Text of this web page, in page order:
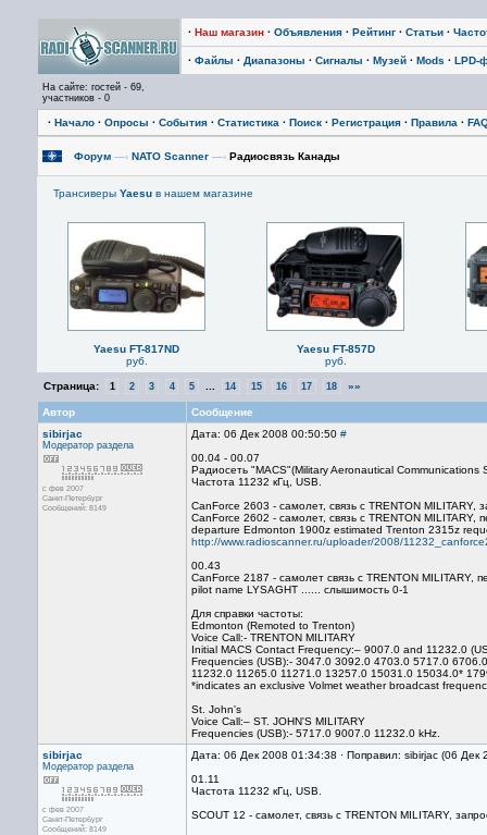
· Наш магазин · Объявления · Рейтинг · Статьи ·
· Файлы · Диапазоны · Сигналы · Музей · Mods · LPD-
На сайте: гостей - 69,
участников - 0
· Начало · Опросы · События · Статистика · Поиск · Регистрация · Правила ·
Форум —› NATO Scanner —› Радиосвязь Канады
Трансиверы Yaesu в нашем магазине
Yaesu FT-817ND
руб.
Yaesu FT-857D
руб.
Страница: 1 2 3 4 5 14 15 16 17 18 »»
Автор
Сообщение
sibirjac
Модератор раздела
с фев 2007
Санкт-Петербург
Сообщений: 8149
Дата: 06 Дек 2008 00:50:50 #
00.04 - 00.07
Радиосеть "MACS"(Military Aeronautical Communications
Частота 11232 кГц, USB.
CanForce 2603 - самолет, связь с TRENTON MILITARY,
CanForce 2602 - самолет, связь с TRENTON MILITARY,
departure Edmonton 1900z estimated Trenton 2315z
http://www.radioscanner.ru/uploader/2008/
00.43
CanForce 2187 - самолет связь с TRENTON
pilot name LYSAGHT ...... слышимость 0-1
Для справки частоты:
Edmonton (Remoted to Trenton)
Voice Call:- TRENTON MILITARY
Initial MACS Contact Frequency:– 9007.0 and 11232.0
Frequencies (USB):- 3047.0 3092.0 4703.0 5717.0
11232.0 11265.0 11271.0 13257.0 15031.0 15034.0*
*indicates an exclusive Volmet weather broadcast
St. John's
Voice Call:– ST. JOHN'S MILITARY
Frequencies (USB):- 5717.0 9007.0 11232.0 kHz.
sibirjac
Модератор раздела
с фев 2007
Санкт-Петербург
Сообщений: 8149
Дата: 06 Дек 2008 01:34:38 · Поправил: sibirjac (06
01.11
Частота 11232 кГц, USB.
SCOUT 12 - самолет, связь с TRENTON MILITARY,